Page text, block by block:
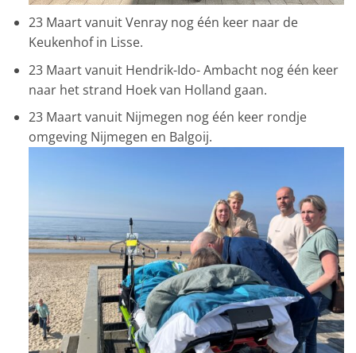
23 Maart vanuit Venray nog één keer naar de
Keukenhof in Lisse.
23 Maart vanuit Hendrik-Ido- Ambacht nog één keer
naar het strand Hoek van Holland gaan.
23 Maart vanuit Nijmegen nog één keer rondje
omgeving Nijmegen en Balgoij.